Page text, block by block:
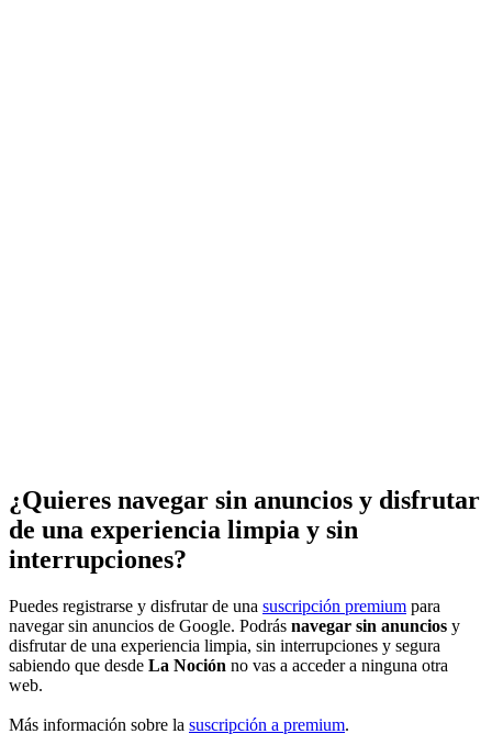
¿Quieres navegar sin anuncios y disfrutar
de una experiencia limpia y sin
interrupciones?
Puedes registrarse y disfrutar de una suscripción premium para
navegar sin anuncios de Google. Podrás navegar sin anuncios y
disfrutar de una experiencia limpia, sin interrupciones y segura
sabiendo que desde La Noción no vas a acceder a ninguna otra
web.
Más información sobre la suscripción a premium.